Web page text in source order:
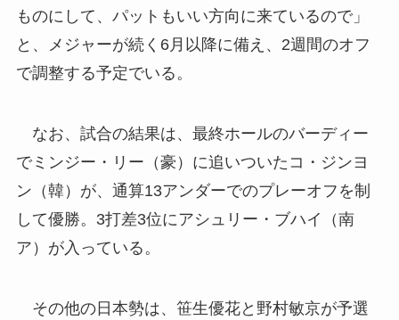
ものにして、パットもいい方向に来ているので」
と、メジャーが続く6月以降に備え、2週間のオフ
で調整する予定でいる。
なお、試合の結果は、最終ホールのバーディー
でミンジー・リー（豪）に追いついたコ・ジンヨ
ン（韓）が、通算13アンダーでのプレーオフを制
して優勝。3打差3位にアシュリー・ブハイ（南
ア）が入っている。
その他の日本勢は、笹生優花と野村敏京が予選